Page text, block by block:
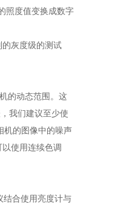
照度值变换成数字
灰度级的测试
的动态范围。这
我们建议至少使
机的图像中的噪声
使用连续色调
结合使用亮度计与